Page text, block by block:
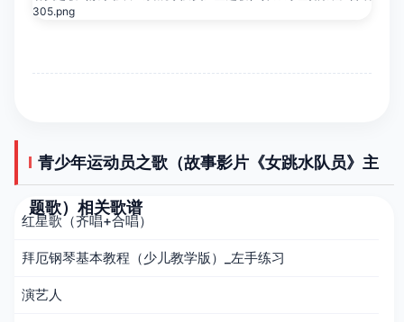
青少年运动员之歌（故事影片《女跳水队员》主
题歌）相关歌谱
红星歌（齐唱+合唱）
拜厄钢琴基本教程（少儿教学版）_左手练习
演艺人